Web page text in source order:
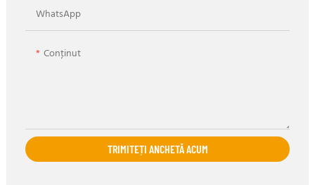
WhatsApp
Conţinut
TRIMITEȚI ANCHETĂ ACUM